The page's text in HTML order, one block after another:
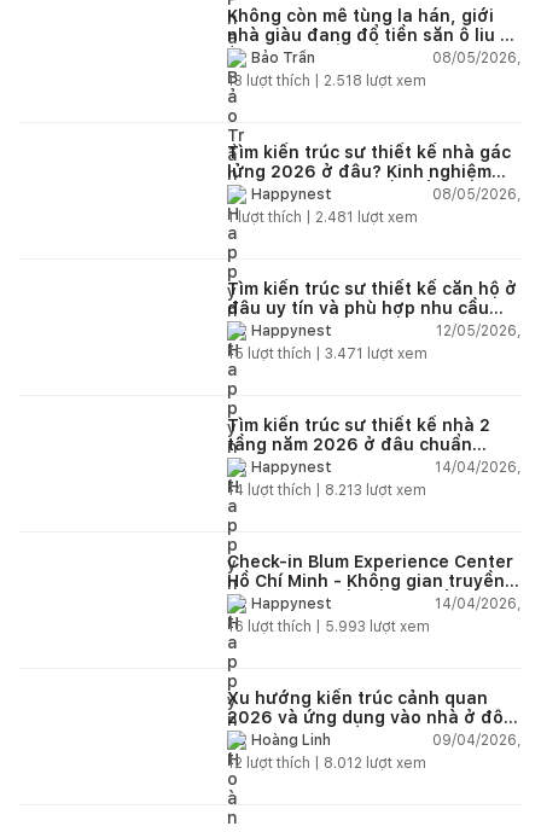
Không còn mê tùng la hán, giới
nhà giàu đang đổ tiền săn ô liu cổ
thụ từ châu Âu về ban công
Bảo Trần
08/05/2026,
13 lượt thích | 2.518 lượt xem
Tìm kiến trúc sư thiết kế nhà gác
lửng 2026 ở đâu? Kinh nghiệm
chọn đúng tránh tốn tiền
Happynest
08/05/2026,
1lượt thích | 2.481 lượt xem
Tìm kiến trúc sư thiết kế căn hộ ở
đâu uy tín và phù hợp nhu cầu
năm 2026?
Happynest
12/05/2026,
15 lượt thích | 3.471 lượt xem
Tìm kiến trúc sư thiết kế nhà 2
tầng năm 2026 ở đâu chuẩn
nhất?Happynest
14/04/2026,
14 lượt thích | 8.213 lượt xem
Check-in Blum Experience Center
Hồ Chí Minh - Không gian truyền
cảm hứng thiết kế nội thất
Happynest
14/04/2026,
16 lượt thích | 5.993 lượt xem
Xu hướng kiến trúc cảnh quan
2026 và ứng dụng vào nhà ở đô
thị hiện đại
Hoàng Linh
09/04/2026,
12 lượt thích | 8.012 lượt xem